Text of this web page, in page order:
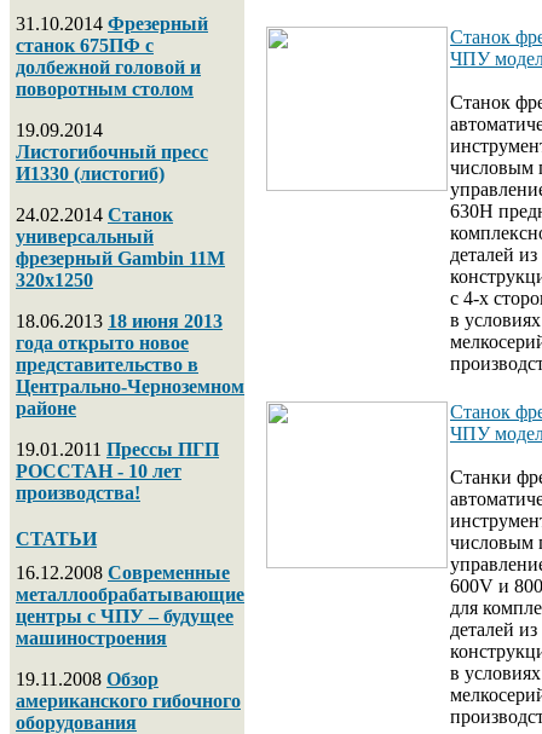
31.10.2014 Фрезерный
станок 675ПФ с
долбежной головой и
поворотным столом
19.09.2014
Листогибочный пресс
И1330 (листогиб)
24.02.2014 Станок
универсальный
фрезерный Gambin 11M
320х1250
18.06.2013 18 июня 2013
года открыто новое
представительство в
Центрально-Черноземном
районе
19.01.2011 Прессы ПГП
РОССТАН - 10 лет
производства!
СТАТЬИ
16.12.2008 Современные
металлообрабатывающие
центры с ЧПУ – будущее
машиностроения
19.11.2008 Обзор
американского гибочного
оборудования
Станок
ЧПУ
Станок
числовым
630Н
деталей
с 4-х
в
Станок
ЧПУ
Станки
числовым
600V и
для
деталей
в